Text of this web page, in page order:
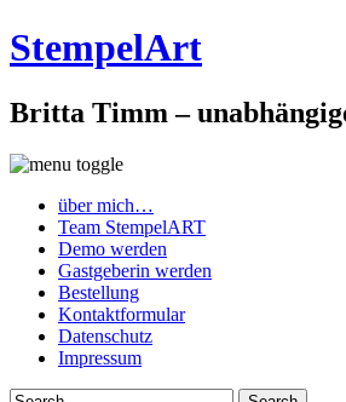
StempelArt
Britta Timm –
über mich…
Team StempelART
Demo werden
Gastgeberin werden
Bestellung
Kontaktformular
Datenschutz
Impressum